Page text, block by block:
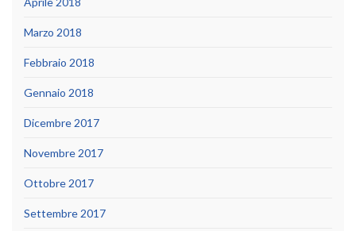
Marzo 2018
Febbraio 2018
Gennaio 2018
Dicembre 2017
Novembre 2017
Ottobre 2017
Settembre 2017